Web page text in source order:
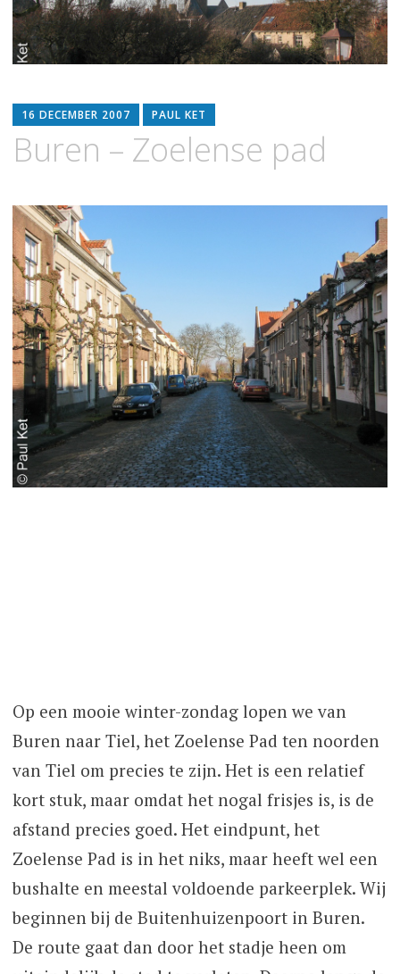
16 DECEMBER 2007 PAUL KET
Buren – Zoelense pad
Op een mooie winter-zondag lopen we van
Buren naar Tiel, het Zoelense Pad ten noorden
van Tiel om precies te zijn. Het is een relatief
kort stuk, maar omdat het nogal frisjes is, is de
afstand precies goed. Het eindpunt, het
Zoelense Pad is in het niks, maar heeft wel een
bushalte en meestal voldoende parkeerplek. Wij
beginnen bij de Buitenhuizenpoort in Buren.
De route gaat dan door het stadje heen om